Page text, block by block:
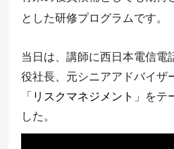
とした研修プログラムです。
当日は、講師に西日本電信
役社長、元シニアアドバイザ
「 リスクマネジメント 」をテ
した。